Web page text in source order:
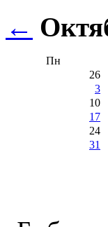
←
Пн
26
3
10
17
24
31